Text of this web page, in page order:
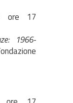
ore 17
1966-